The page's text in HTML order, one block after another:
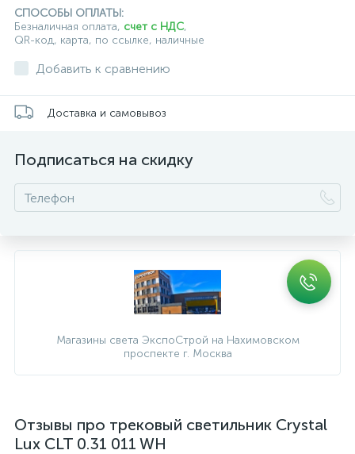
СПОСОБЫ ОПЛАТЫ:
Безналичная оплата, счет с НДС,
QR-код, карта, по ссылке, наличные
Добавить к сравнению
Доставка и самовывоз
Подписаться на скидку
Магазины света ЭкспоСтрой на Нахимовском
проспекте г. Москва
Отзывы про трековый светильник Crystal
Lux CLT 0.31 011 WH